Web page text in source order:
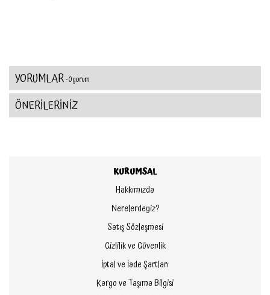
YORUMLAR- 0 yorum
ÖNERİLERİNİZ
KURUMSAL
Hakkımızda
Nerelerdeyiz?
Satış Sözleşmesi
Gizlilik ve Güvenlik
İptal ve İade Şartları
Kargo ve Taşıma Bilgisi